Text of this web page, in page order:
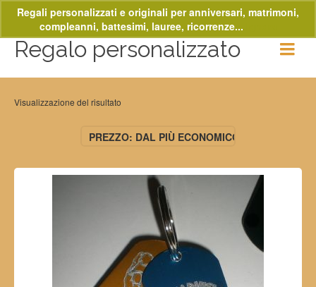
Regalo personalizzato
Visualizzazione del risultato
PREZZO: DAL PIÙ ECONOMICO
Regali personalizzati e originali per anniversari, matrimoni,
compleanni, battesimi, lauree, ricorrenze...